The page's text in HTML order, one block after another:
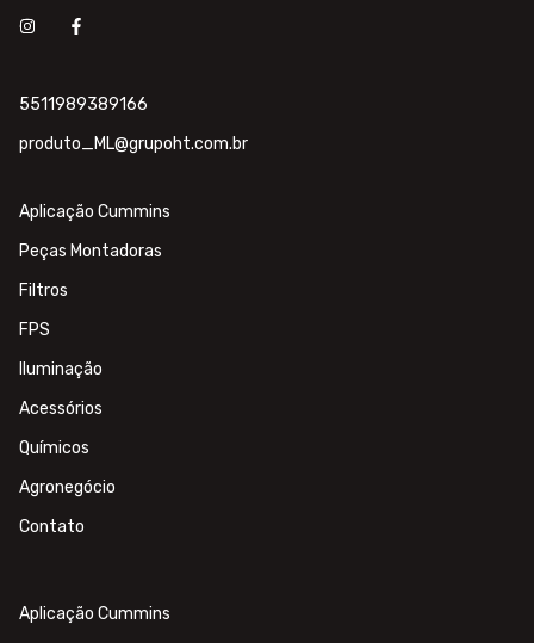
5511989389166
produto_ML@grupoht.com.br
Aplicação Cummins
Peças Montadoras
Filtros
FPS
Iluminação
Acessórios
Químicos
Agronegócio
Contato
Aplicação Cummins